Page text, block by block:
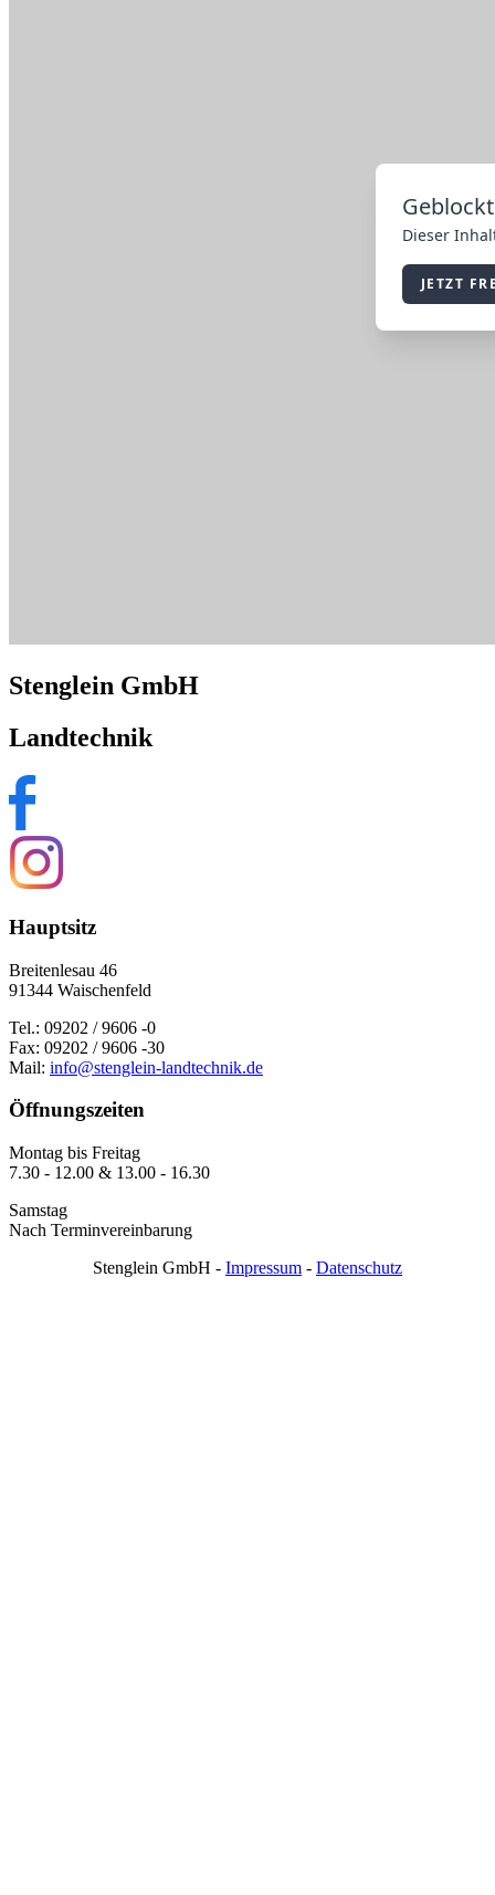
Stenglein GmbH
Landtechnik
Hauptsitz
Breitenlesau 46
91344 Waischenfeld
Tel.: 09202 / 9606 -0
Fax: 09202 / 9606 -30
Mail: info@stenglein-landtechnik.de
Öffnungszeiten
Montag bis Freitag
7.30 - 12.00 & 13.00 - 16.30
Samstag
Nach Terminvereinbarung
Stenglein GmbH - Impressum - Datenschutz